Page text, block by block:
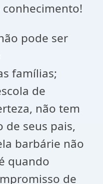
pode ser
famílias;
de
não tem
de seus pais,
barbárie não
quando
de